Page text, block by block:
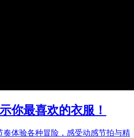
你最喜欢的衣服！
奏体验各种冒险，感受动感节拍与精